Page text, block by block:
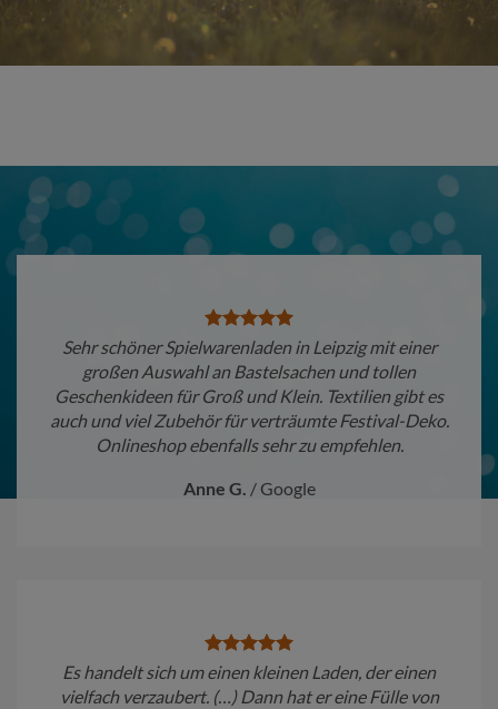
Sehr schöner Spielwarenladen in Leipzig mit einer
großen Auswahl an Bastelsachen und tollen
Geschenkideen für Groß und Klein. Textilien gibt es
auch und viel Zubehör für verträumte Festival-Deko.
Onlineshop ebenfalls sehr zu empfehlen.
Anne G. / Google
Es handelt sich um einen kleinen Laden, der einen
vielfach verzaubert. (…) Dann hat er eine Fülle von